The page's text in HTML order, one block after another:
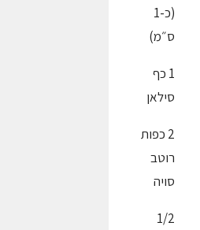
(כ-1
ס״מ)
1 כף
סילאן
2 כפות
רוטב
סויה
1/2